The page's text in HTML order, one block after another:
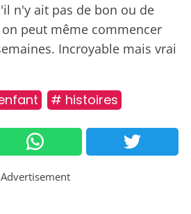
n'y ait pas de bon ou de
peut même commencer
Incroyable mais vrai
# histoires
Advertisement